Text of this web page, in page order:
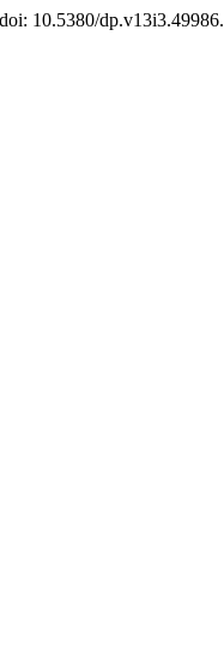
10.5380/dp.v13i3.49986.